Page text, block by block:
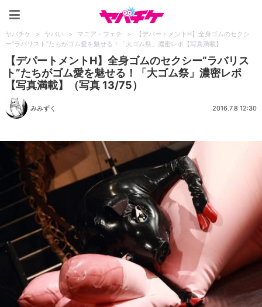
ヤバチケ > ヤバい > マニア・フェチ >
【デパートメントH】全身ゴムのセクシ
ー“ラバリスト”たちがゴム愛を魅せる！「大ゴム祭」濃密レポ【写真満載】
【デパートメントH】全身ゴムのセクシー“ラバリス
ト”たちがゴム愛を魅せる！「大ゴム祭」濃密レポ
【写真満載】（写真 13/75）
みみずく 2016.7.8 12:30